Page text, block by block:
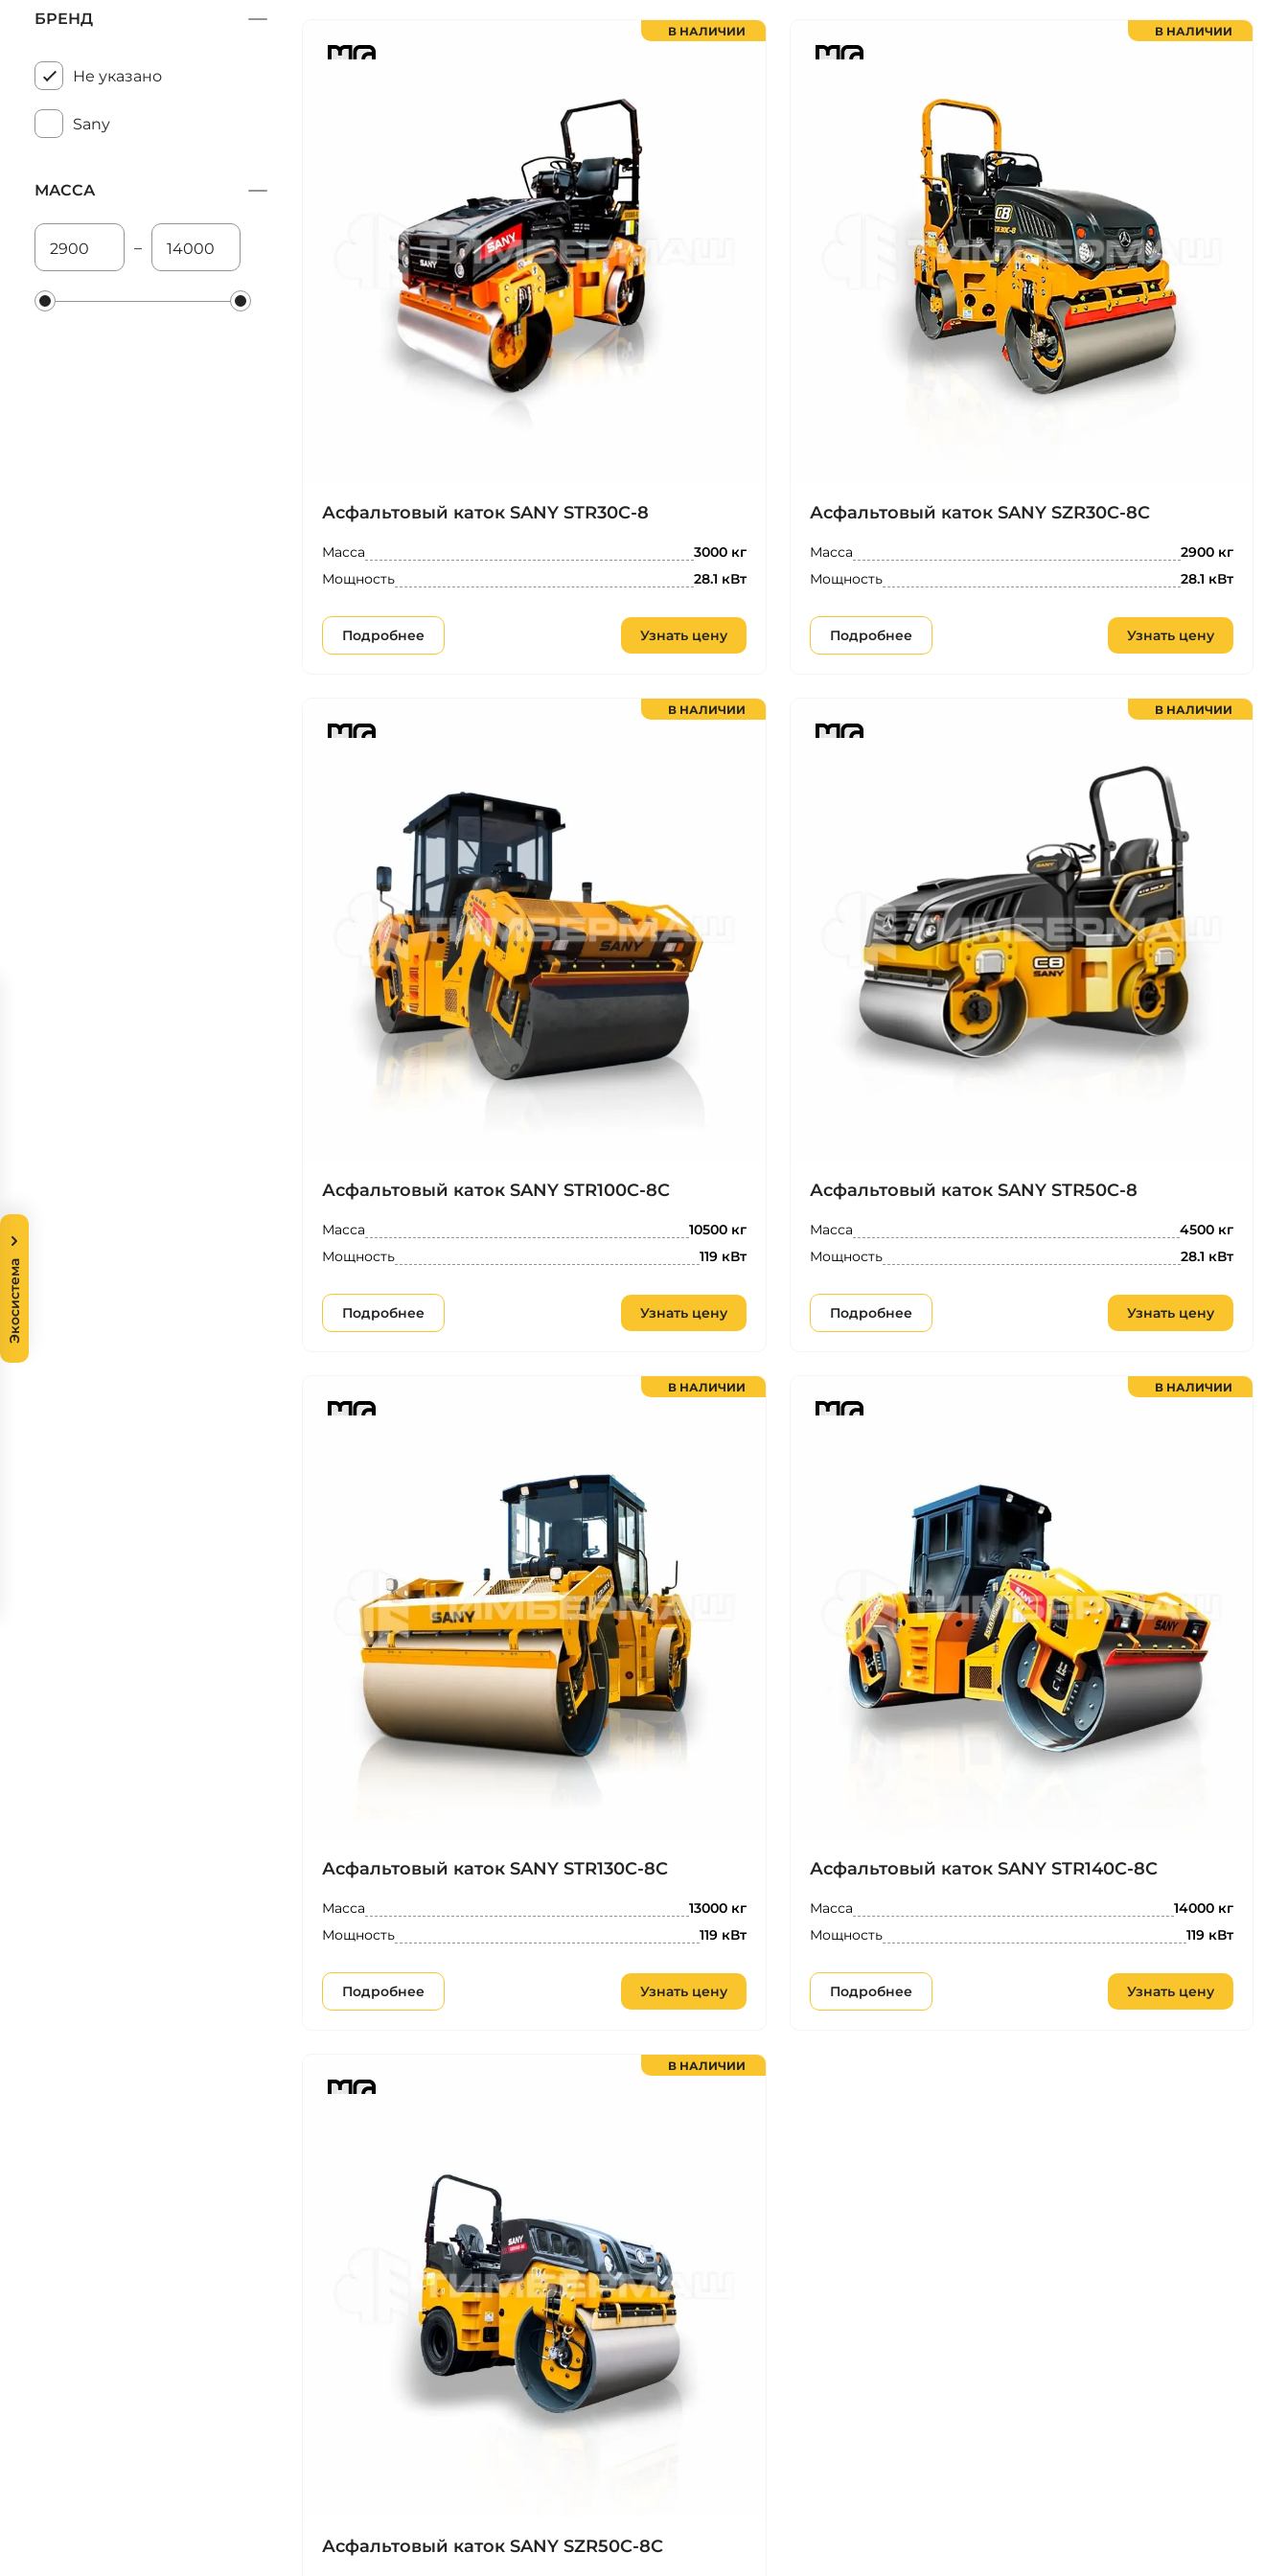
БРЕНД
Не указано
Sany
МАССА
–
В НАЛИЧИИ
Асфальтовый каток SANY STR30C-8
Масса 3000 кг
Мощность 28.1 кВт
Подробнее Узнать цену
В НАЛИЧИИ
Асфальтовый каток SANY SZR30C-8C
Масса 2900 кг
Мощность 28.1 кВт
Подробнее Узнать цену
В НАЛИЧИИ
Асфальтовый каток SANY STR100C-8C
Масса 10500 кг
Мощность 119 кВт
Подробнее Узнать цену
В НАЛИЧИИ
Асфальтовый каток SANY STR50C-8
Масса 4500 кг
Мощность 28.1 кВт
Подробнее Узнать цену
В НАЛИЧИИ
Асфальтовый каток SANY STR130C-8C
Масса 13000 кг
Мощность 119 кВт
Подробнее Узнать цену
В НАЛИЧИИ
Асфальтовый каток SANY STR140C-8C
Масса 14000 кг
Мощность 119 кВт
Подробнее Узнать цену
В НАЛИЧИИ
Асфальтовый каток SANY SZR50C-8C
Экосистема